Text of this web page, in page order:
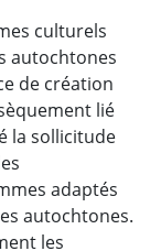
culturels
autochtones
de création
lié
la sollicitude
adaptés
autochtones.
les